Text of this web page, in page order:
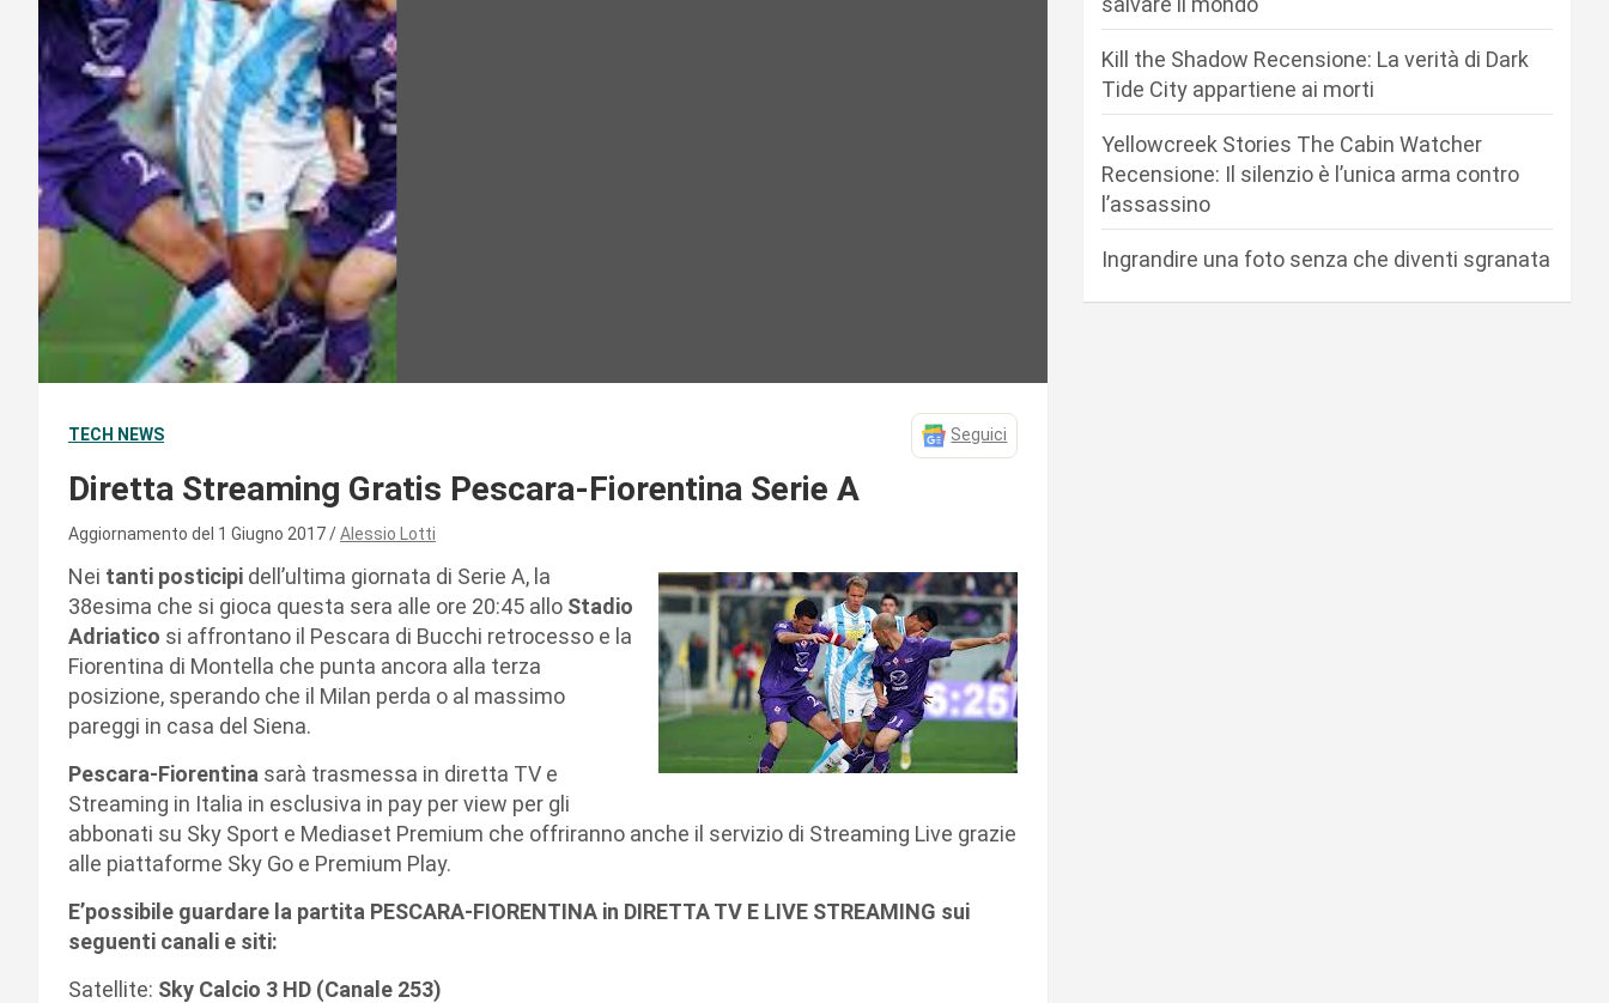
TECH NEWS Seguici
Diretta Streaming Gratis Pescara-Fiorentina Serie A
Aggiornamento del 1 Giugno 2017 Alessio Lotti
Nei tanti posticipi dell’ultima giornata di Serie A, la
38esima che si gioca questa sera alle ore 20:45 allo Stadio
Adriatico si affrontano il Pescara di Bucchi retrocesso e la
Fiorentina di Montella che punta ancora alla terza
posizione, sperando che il Milan perda o al massimo
pareggi in casa del Siena.
Pescara-Fiorentina sarà trasmessa in diretta TV e
Streaming in Italia in esclusiva in pay per view per gli
abbonati su Sky Sport e Mediaset Premium che offriranno anche il servizio di Streaming Live grazie
alle piattaforme Sky Go e Premium Play.
E’possibile guardare la partita PESCARA-FIORENTINA in DIRETTA TV E LIVE STREAMING sui
seguenti canali e siti:
Satellite: Sky Calcio 3 HD (Canale 253)
Kill the Shadow Recensione: La verità di Dark
Tide City appartiene ai morti
Yellowcreek Stories The Cabin Watcher
Recensione: Il silenzio è l’unica arma contro
l’assassino
Ingrandire una foto senza che diventi sgranata